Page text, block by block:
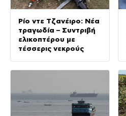
Ρίο ντε Τζανέιρο: Νέα
τραγωδία – Συντριβή
ελικοπτέρου με
τέσσερις νεκρούς